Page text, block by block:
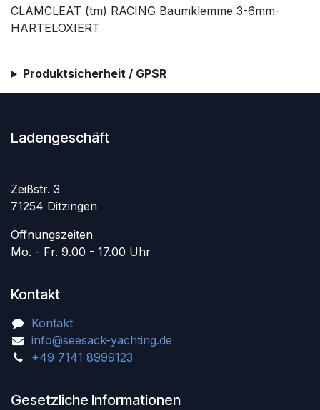
CLAMCLEAT (tm) RACING Baumklemme 3-6mm-
HARTELOXIERT
Produktsicherheit / GPSR
Ladengeschäft
Zeißstr. 3
71254 Ditzingen
Öffnungszeiten
Mo. - Fr. 9.00 - 17.00 Uhr
Kontakt
Kontakt
info@seesack-yachting.de
+49 7141 8999123
Gesetzliche Informationen